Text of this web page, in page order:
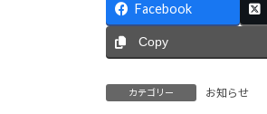
Facebook
Copy
カテゴリー お知らせ